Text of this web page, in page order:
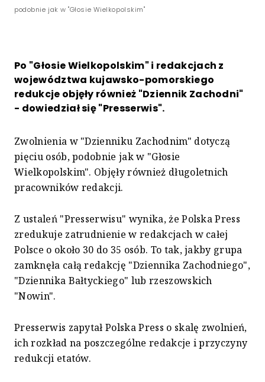
podobnie jak w "Głosie Wielkopolskim"
Po "Głosie Wielkopolskim" i redakcjach z
województwa kujawsko-pomorskiego
redukcje objęły również "Dziennik Zachodni"
- dowiedział się "Presserwis".
Zwolnienia w "Dzienniku Zachodnim" dotyczą
pięciu osób, podobnie jak w "Głosie
Wielkopolskim". Objęły również długoletnich
pracowników redakcji.
Z ustaleń "Presserwisu" wynika, że Polska Press
zredukuje zatrudnienie w redakcjach w całej
Polsce o około 30 do 35 osób. To tak, jakby grupa
zamknęła całą redakcję "Dziennika Zachodniego",
"Dziennika Bałtyckiego" lub rzeszowskich
"Nowin".
Presserwis zapytał Polska Press o skalę zwolnień,
ich rozkład na poszczególne redakcje i przyczyny
redukcji etatów.